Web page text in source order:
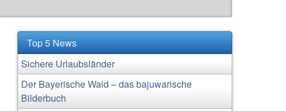
Top 5 News
Sichere Urlaubsländer
Der Bayerische Wald – das bajuwarische
Bilderbuch